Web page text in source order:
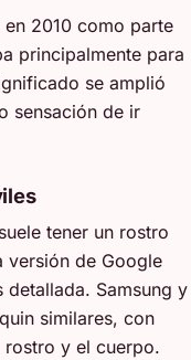
2010 como parte
principalmente para
se amplió
sensación de ir
tener un rostro
versión de Google
detallada. Samsung y
similares, con
rostro y el cuerpo.